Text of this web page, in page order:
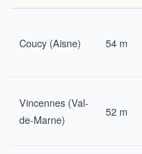
Coucy (Aisne) 54 m
Vincennes (Val-
de-Marne)
52 m